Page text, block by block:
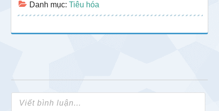
Danh mục:Tiêu hóa